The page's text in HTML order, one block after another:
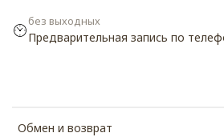
Обмен и возврат
без выходных
Предварительная запись по